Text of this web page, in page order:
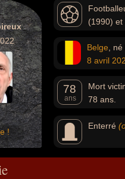
!
(1990) et
Cameroun
Belge ,
8 avril
78
ans
Mort
78 ans.
Enterré